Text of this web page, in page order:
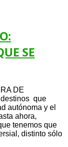
SE
DE
que
autónoma y el
ahora,
tenemos que
distinto sólo